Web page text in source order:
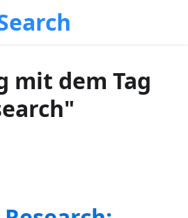
mit dem Tag